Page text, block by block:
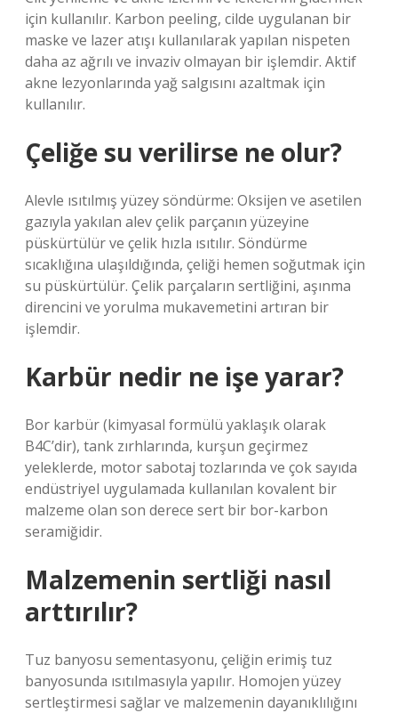
için kullanılır. Karbon peeling, cilde uygulanan bir
maske ve lazer atışı kullanılarak yapılan nispeten
daha az ağrılı ve invaziv olmayan bir işlemdir. Aktif
akne lezyonlarında yağ salgısını azaltmak için
kullanılır.
Çeliğe su verilirse ne olur?
Alevle ısıtılmış yüzey söndürme: Oksijen ve asetilen
gazıyla yakılan alev çelik parçanın yüzeyine
püskürtülür ve çelik hızla ısıtılır. Söndürme
sıcaklığına ulaşıldığında, çeliği hemen soğutmak için
su püskürtülür. Çelik parçaların sertliğini, aşınma
direncini ve yorulma mukavemetini artıran bir
işlemdir.
Karbür nedir ne işe yarar?
Bor karbür (kimyasal formülü yaklaşık olarak
B4C’dir), tank zırhlarında, kurşun geçirmez
yeleklerde, motor sabotaj tozlarında ve çok sayıda
endüstriyel uygulamada kullanılan kovalent bir
malzeme olan son derece sert bir bor-karbon
seramiğidir.
Malzemenin sertliği nasıl
arttırılır?
Tuz banyosu sementasyonu, çeliğin erimiş tuz
banyosunda ısıtılmasıyla yapılır. Homojen yüzey
sertleştirmesi sağlar ve malzemenin dayanıklılığını